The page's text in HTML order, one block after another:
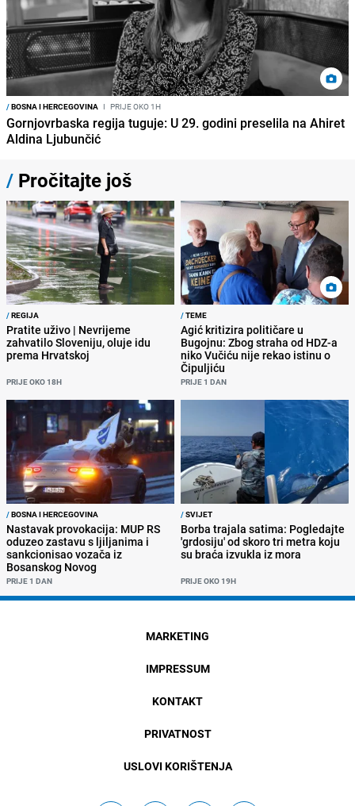
/BOSNA I HERCEGOVINA I PRIJE OKO 1H
Gornjovrbaska regija tuguje: U 29. godini preselila na Ahiret
Aldina Ljubunčić
/ Pročitajte još
/REGIJA
Pratite uživo | Nevrijeme
zahvatilo Sloveniju, oluje idu
prema Hrvatskoj
PRIJE OKO 18H
/TEME
Agić kritizira političare u
Bugojnu: Zbog straha od HDZ-a
niko Vučiću nije rekao istinu o
Čipuljiću
PRIJE 1 DAN
/BOSNA I HERCEGOVINA
Nastavak provokacija: MUP RS
oduzeo zastavu s ljiljanima i
sankcionisao vozača iz
Bosanskog Novog
PRIJE 1 DAN
/SVIJET
Borba trajala satima: Pogledajte
'grdosiju' od skoro tri metra koju
su braća izvukla iz mora
PRIJE OKO 19H
MARKETING
IMPRESSUM
KONTAKT
PRIVATNOST
USLOVI KORIŠTENJA